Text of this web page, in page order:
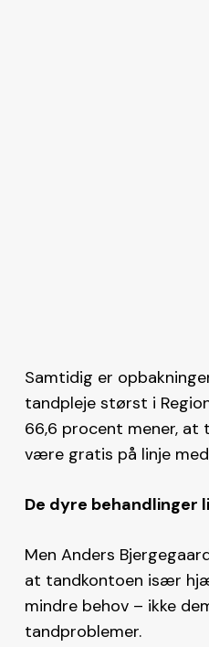
Samtidig er
tandpleje størst i
66,6 procent mener,
være gratis på linje
De dyre behandlinger
Men Anders
at tandkontoen især
mindre behov – ikke
tandproblemer.